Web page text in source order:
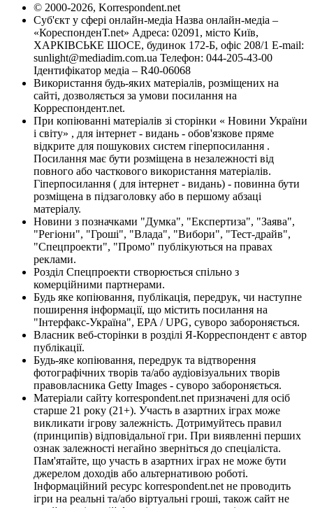
© 2000-2026, Korrespondent.net
Суб'єкт у сфері онлайн-медіа Назва онлайн-медіа –
«КореспонденТ.net» Адреса: 02091, місто Київ,
ХАРКІВСЬКЕ ШОСЕ, будинок 172-Б, офіс 208/1 E-mail:
sunlight@mediadim.com.ua Телефон: 044-205-43-00
Ідентифікатор медіа – R40-06068
Використання будь-яких матеріалів, розміщених на
сайті, дозволяється за умови посилання на
Корреспондент.net.
При копіюванні матеріалів зі сторінки « Новини України
і світу» , для інтернет - видань - обов'язкове пряме
відкрите для пошукових систем гіперпосилання .
Посилання має бути розміщена в незалежності від
повного або часткового використання матеріалів.
Гіперпосилання ( для інтернет - видань) - повинна бути
розміщена в підзаголовку або в першому абзаці
матеріалу.
Новини з позначками "Думка", "Експертиза", "Заява",
"Регіони", "Гроші", "Влада", "Вибори", "Тест-драйв",
"Спецпроекти", "Промо" публікуються на правах
реклами.
Розділ Спецпроекти створюється спільно з
комерційними партнерами.
Будь яке копіювання, публікація, передрук, чи наступне
поширення інформації, що містить посилання на
"Інтерфакс-Україна", EPA / UPG, суворо забороняється.
Власник веб-сторінки в розділі Я-Корреспондент є автор
публікації.
Будь-яке копіювання, передрук та відтворення
фотографічних творів та/або аудіовізуальних творів
правовласника Getty Images - суворо забороняється.
Матеріали сайту korrespondent.net призначені для осіб
старше 21 року (21+). Участь в азартних іграх може
викликати ігрову залежність. Дотримуйтесь правил
(принципів) відповідальної гри. При виявленні перших
ознак залежності негайно зверніться до спеціаліста.
Пам'ятайте, що участь в азартних іграх не може бути
джерелом доходів або альтернативою роботі.
Інформаційний ресурс korrespondent.net не проводить
ігри на реальні та/або віртуальні гроші, також сайт не